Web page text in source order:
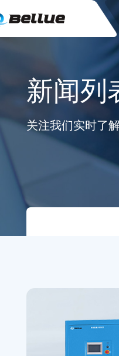
新闻列
关注我们实时了